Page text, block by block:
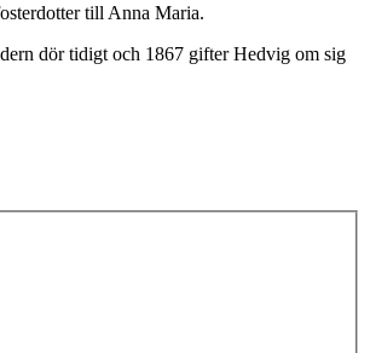
till Anna Maria.
dör tidigt och 1867 gifter Hedvig om sig